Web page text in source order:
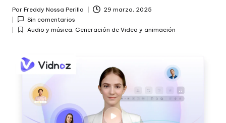
Publicado
por
Por Freddy Nossa Perilla
29 marzo, 2025
Sin comentarios
Posted
Audio y música, Generación de Video y animación